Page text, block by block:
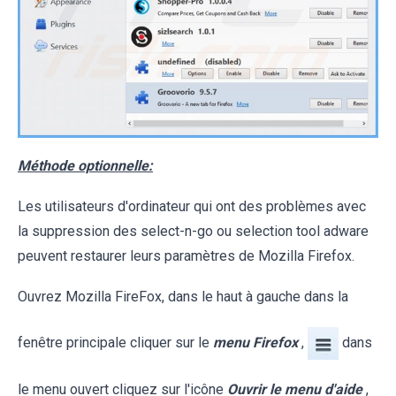
Méthode optionnelle:
Les utilisateurs d'ordinateur qui ont des problèmes avec
la suppression des select-n-go ou selection tool adware
peuvent restaurer leurs paramètres de Mozilla Firefox.
Ouvrez Mozilla FireFox, dans le haut à gauche dans la
fenêtre principale cliquer sur le menu Firefox , dans
le menu ouvert cliquez sur l'icône Ouvrir le menu d'aide ,